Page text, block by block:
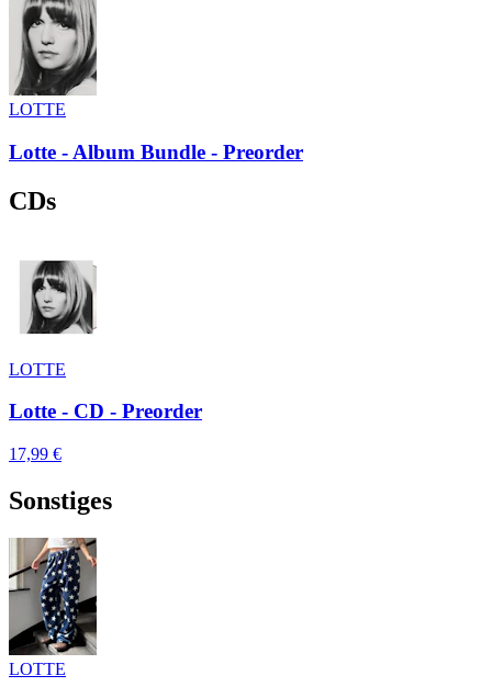
LOTTE
Lotte - Album Bundle - Preorder
CDs
LOTTE
Lotte - CD - Preorder
17,99 €
Sonstiges
LOTTE